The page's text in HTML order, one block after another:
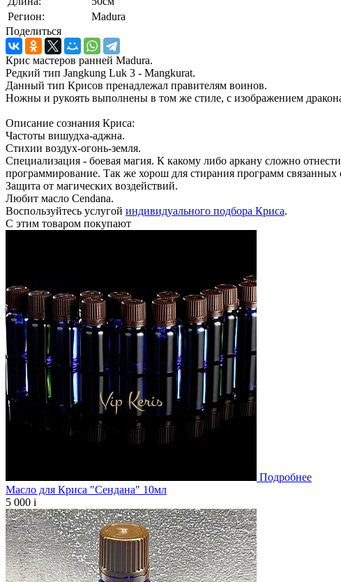
Регион:
Madura
Поделиться
Крис мастеров ранней Madura.
Редкий тип Jangkung Luk 3 - Mangkurat.
Данный тип Крисов пренадлежал правителям воинов.
Ножны и рукоять выполнены в том же стиле, с изображением
Описание сознания Криса:
Частоты вишудха-аджна.
Стихии воздух-огонь-земля.
Специализация - боевая магия. К какому либо аркану сложно
программирование. Так же хорош для стирания программ
Защита от магических воздействий.
Любит масло Cendana.
Воспользуйтесь услугой индивидуального подбора Криса.
С этим товаром покупают
Подробнее
Масло для Криса "Сендана" 10мл
5 000 i